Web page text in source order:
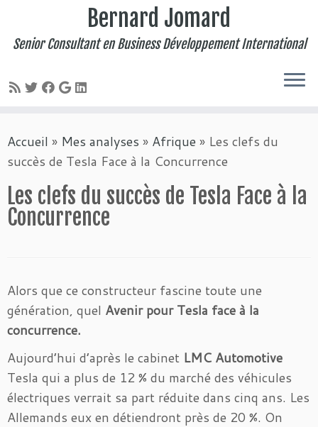
au
contenu
Bernard Jomard
Senior Consultant en Business Développement International
Accueil » Mes analyses » Afrique » Les clefs du
succès de Tesla Face à la Concurrence
Les clefs du succès de Tesla Face à la
Concurrence
Alors que ce constructeur fascine toute une
génération, quel Avenir pour Tesla face à la
concurrence.
Aujourd’hui d’après le cabinet LMC Automotive
Tesla qui a plus de 12 % du marché des véhicules
électriques verrait sa part réduite dans cinq ans. Les
Allemands eux en détiendront près de 20 %. On